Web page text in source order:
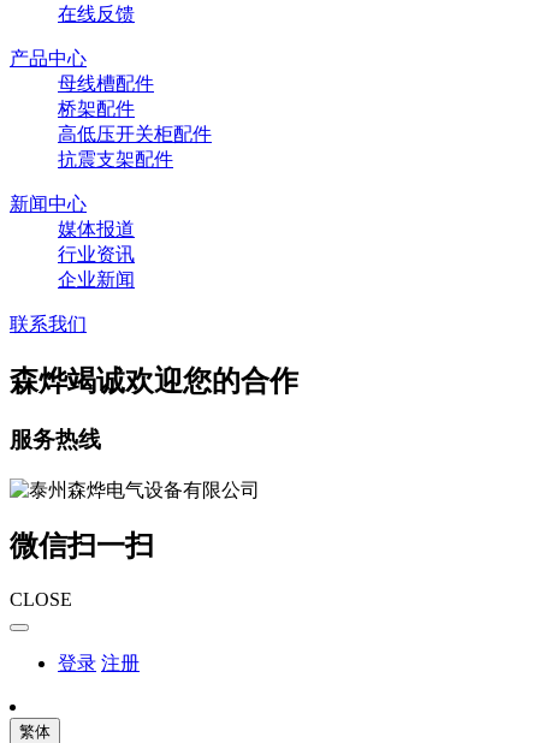
在线反馈
产品中心
母线槽配件
桥架配件
高低压开关柜配件
抗震支架配件
新闻中心
媒体报道
行业资讯
企业新闻
联系我们
森烨竭诚欢迎您的合作
服务热线
微信扫一扫
CLOSE
登录 注册
繁体